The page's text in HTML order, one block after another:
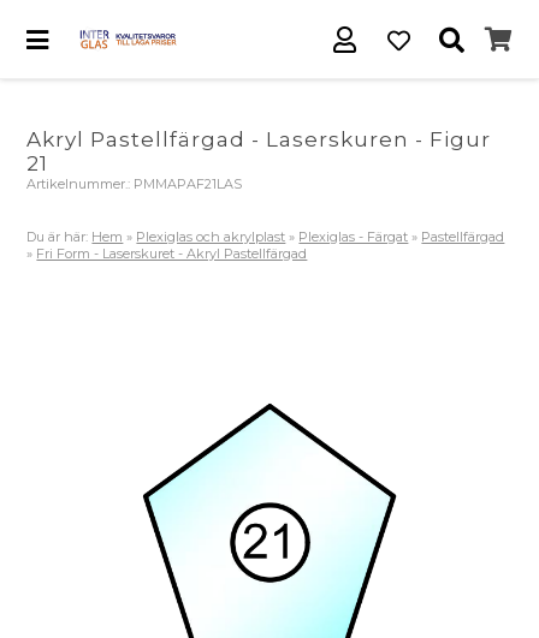
Akryl Pastellfärgad - Laserskuren - Figur
21
Artikelnummer.: PMMAPAF21LAS
Du är här: Hem » Plexiglas och akrylplast » Plexiglas - Färgat » Pastellfärgad
» Fri Form - Laserskuret - Akryl Pastellfärgad